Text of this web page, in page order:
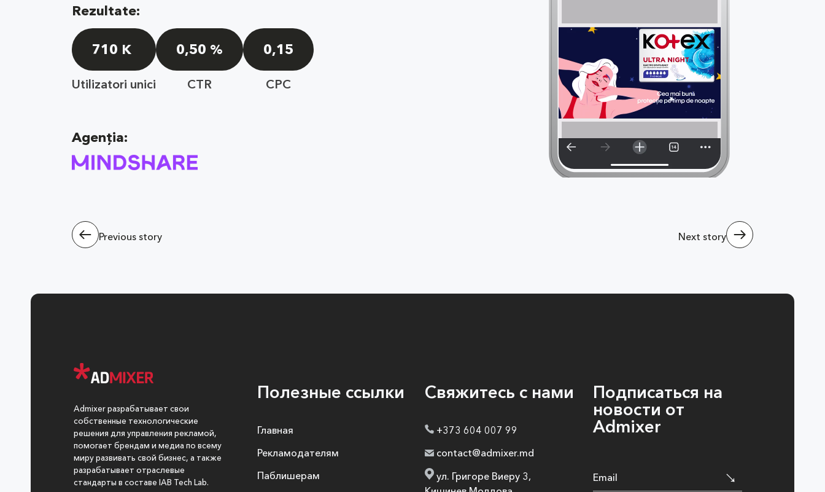
Rezultate:
710 K
Utilizatori unici
0,50 %
CTR
0,15
CPC
Agenția:
Previous story Next story
Admixer разрабатывает свои
собственные технологические
решения для управления рекламой,
помогает брендам и медиа по всему
миру развивать свой бизнес, а также
разрабатывает отраслевые
стандарты в составе IAB Tech Lab.
Полезные ссылки
Главная
Рекламодателям
Паблишерам
Свяжитесь с нами
+373 604 007 99
contact@admixer.md
ул. Григоре Виеру 3,
Подписаться на
новости от
Admixer